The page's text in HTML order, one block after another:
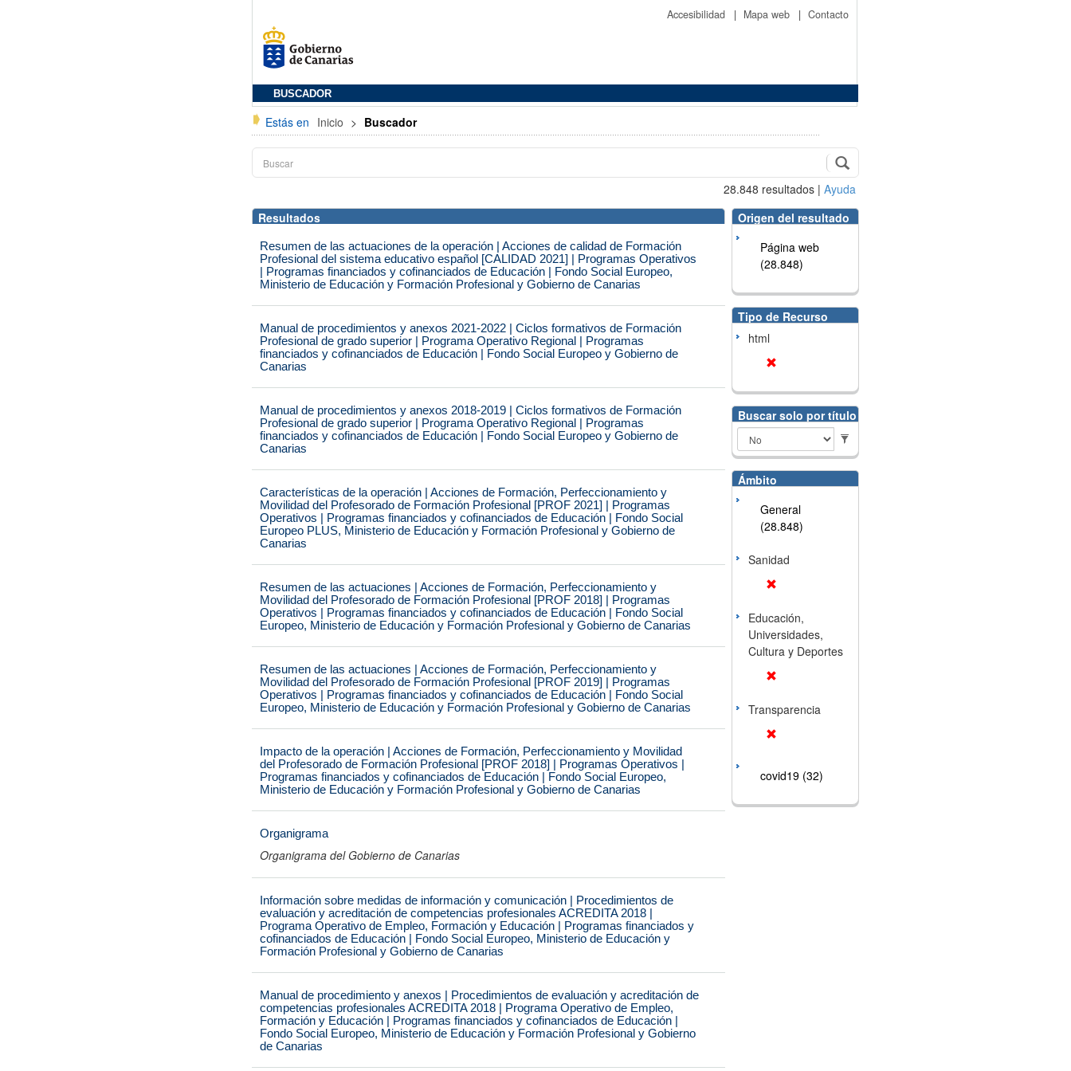
Accesibilidad | Mapa web | Contacto
BUSCADOR
Estás en Inicio > Buscador
28.848 resultados | Ayuda
Resultados
Resumen de las actuaciones de la operación | Acciones de calidad de Formación
Profesional del sistema educativo español [CALIDAD 2021] | Programas Operativos
| Programas financiados y cofinanciados de Educación | Fondo Social Europeo,
Ministerio de Educación y Formación Profesional y Gobierno de Canarias
Manual de procedimientos y anexos 2021-2022 | Ciclos formativos de Formación
Profesional de grado superior | Programa Operativo Regional | Programas
financiados y cofinanciados de Educación | Fondo Social Europeo y Gobierno de
Canarias
Manual de procedimientos y anexos 2018-2019 | Ciclos formativos de Formación
Profesional de grado superior | Programa Operativo Regional | Programas
financiados y cofinanciados de Educación | Fondo Social Europeo y Gobierno de
Canarias
Características de la operación | Acciones de Formación, Perfeccionamiento y
Movilidad del Profesorado de Formación Profesional [PROF 2021] | Programas
Operativos | Programas financiados y cofinanciados de Educación | Fondo Social
Europeo PLUS, Ministerio de Educación y Formación Profesional y Gobierno de
Canarias
Resumen de las actuaciones | Acciones de Formación, Perfeccionamiento y
Movilidad del Profesorado de Formación Profesional [PROF 2018] | Programas
Operativos | Programas financiados y cofinanciados de Educación | Fondo Social
Europeo, Ministerio de Educación y Formación Profesional y Gobierno de Canarias
Resumen de las actuaciones | Acciones de Formación, Perfeccionamiento y
Movilidad del Profesorado de Formación Profesional [PROF 2019] | Programas
Operativos | Programas financiados y cofinanciados de Educación | Fondo Social
Europeo, Ministerio de Educación y Formación Profesional y Gobierno de Canarias
Impacto de la operación | Acciones de Formación, Perfeccionamiento y Movilidad
del Profesorado de Formación Profesional [PROF 2018] | Programas Operativos |
Programas financiados y cofinanciados de Educación | Fondo Social Europeo,
Ministerio de Educación y Formación Profesional y Gobierno de Canarias
Organigrama
Organigrama del Gobierno de Canarias
Información sobre medidas de información y comunicación | Procedimientos de
evaluación y acreditación de competencias profesionales ACREDITA 2018 |
Programa Operativo de Empleo, Formación y Educación | Programas financiados y
cofinanciados de Educación | Fondo Social Europeo, Ministerio de Educación y
Formación Profesional y Gobierno de Canarias
Manual de procedimiento y anexos | Procedimientos de evaluación y acreditación de
competencias profesionales ACREDITA 2018 | Programa Operativo de Empleo,
Formación y Educación | Programas financiados y cofinanciados de Educación |
Fondo Social Europeo, Ministerio de Educación y Formación Profesional y Gobierno
de Canarias
Origen del resultado
Página web
(28.848)
Tipo de Recurso
html
Buscar solo por título
Ámbito
General
(28.848)
Sanidad
Educación,
Universidades,
Cultura y Deportes
Transparencia
covid19 (32)